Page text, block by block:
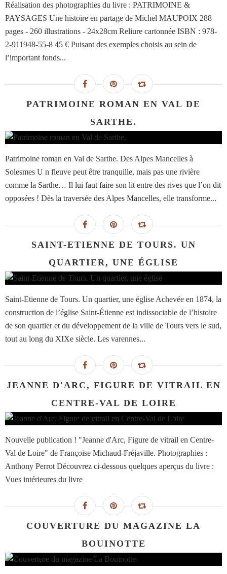
Réalisation des photographies du livre : PATRIMOINE &
PAYSAGES Une histoire en partage de Michel MAUPOIX 288
pages - 260 illustrations - 24x28cm Reliure cartonnée ISBN : 978-
2-911948-55-8 45 € Puisant des exemples choisis au sein de
l’important fonds...
PATRIMOINE ROMAN EN VAL DE
SARTHE.
Patrimoine roman en Val de Sarthe. Des Alpes Mancelles à
Solesmes U n fleuve peut être tranquille, mais pas une rivière
comme la Sarthe… Il lui faut faire son lit entre des rives que l’on dit
opposées ! Dès la traversée des Alpes Mancelles, elle transforme...
SAINT-ETIENNE DE TOURS. UN
QUARTIER, UNE ÉGLISE
Saint-Etienne de Tours. Un quartier, une église Achevée en 1874, la
construction de l’église Saint-Étienne est indissociable de l’histoire
de son quartier et du développement de la ville de Tours vers le sud,
tout au long du XIXe siècle. Les varennes...
JEANNE D'ARC, FIGURE DE VITRAIL EN
CENTRE-VAL DE LOIRE
Nouvelle publication ! "Jeanne d'Arc, Figure de vitrail en Centre-
Val de Loire" de Françoise Michaud-Fréjaville. Photographies :
Anthony Perrot Découvrez ci-dessous quelques aperçus du livre :
Vues intérieures du livre
COUVERTURE DU MAGAZINE LA
BOUINOTTE